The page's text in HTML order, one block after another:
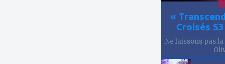
«
Croisés
Ne laissons pas